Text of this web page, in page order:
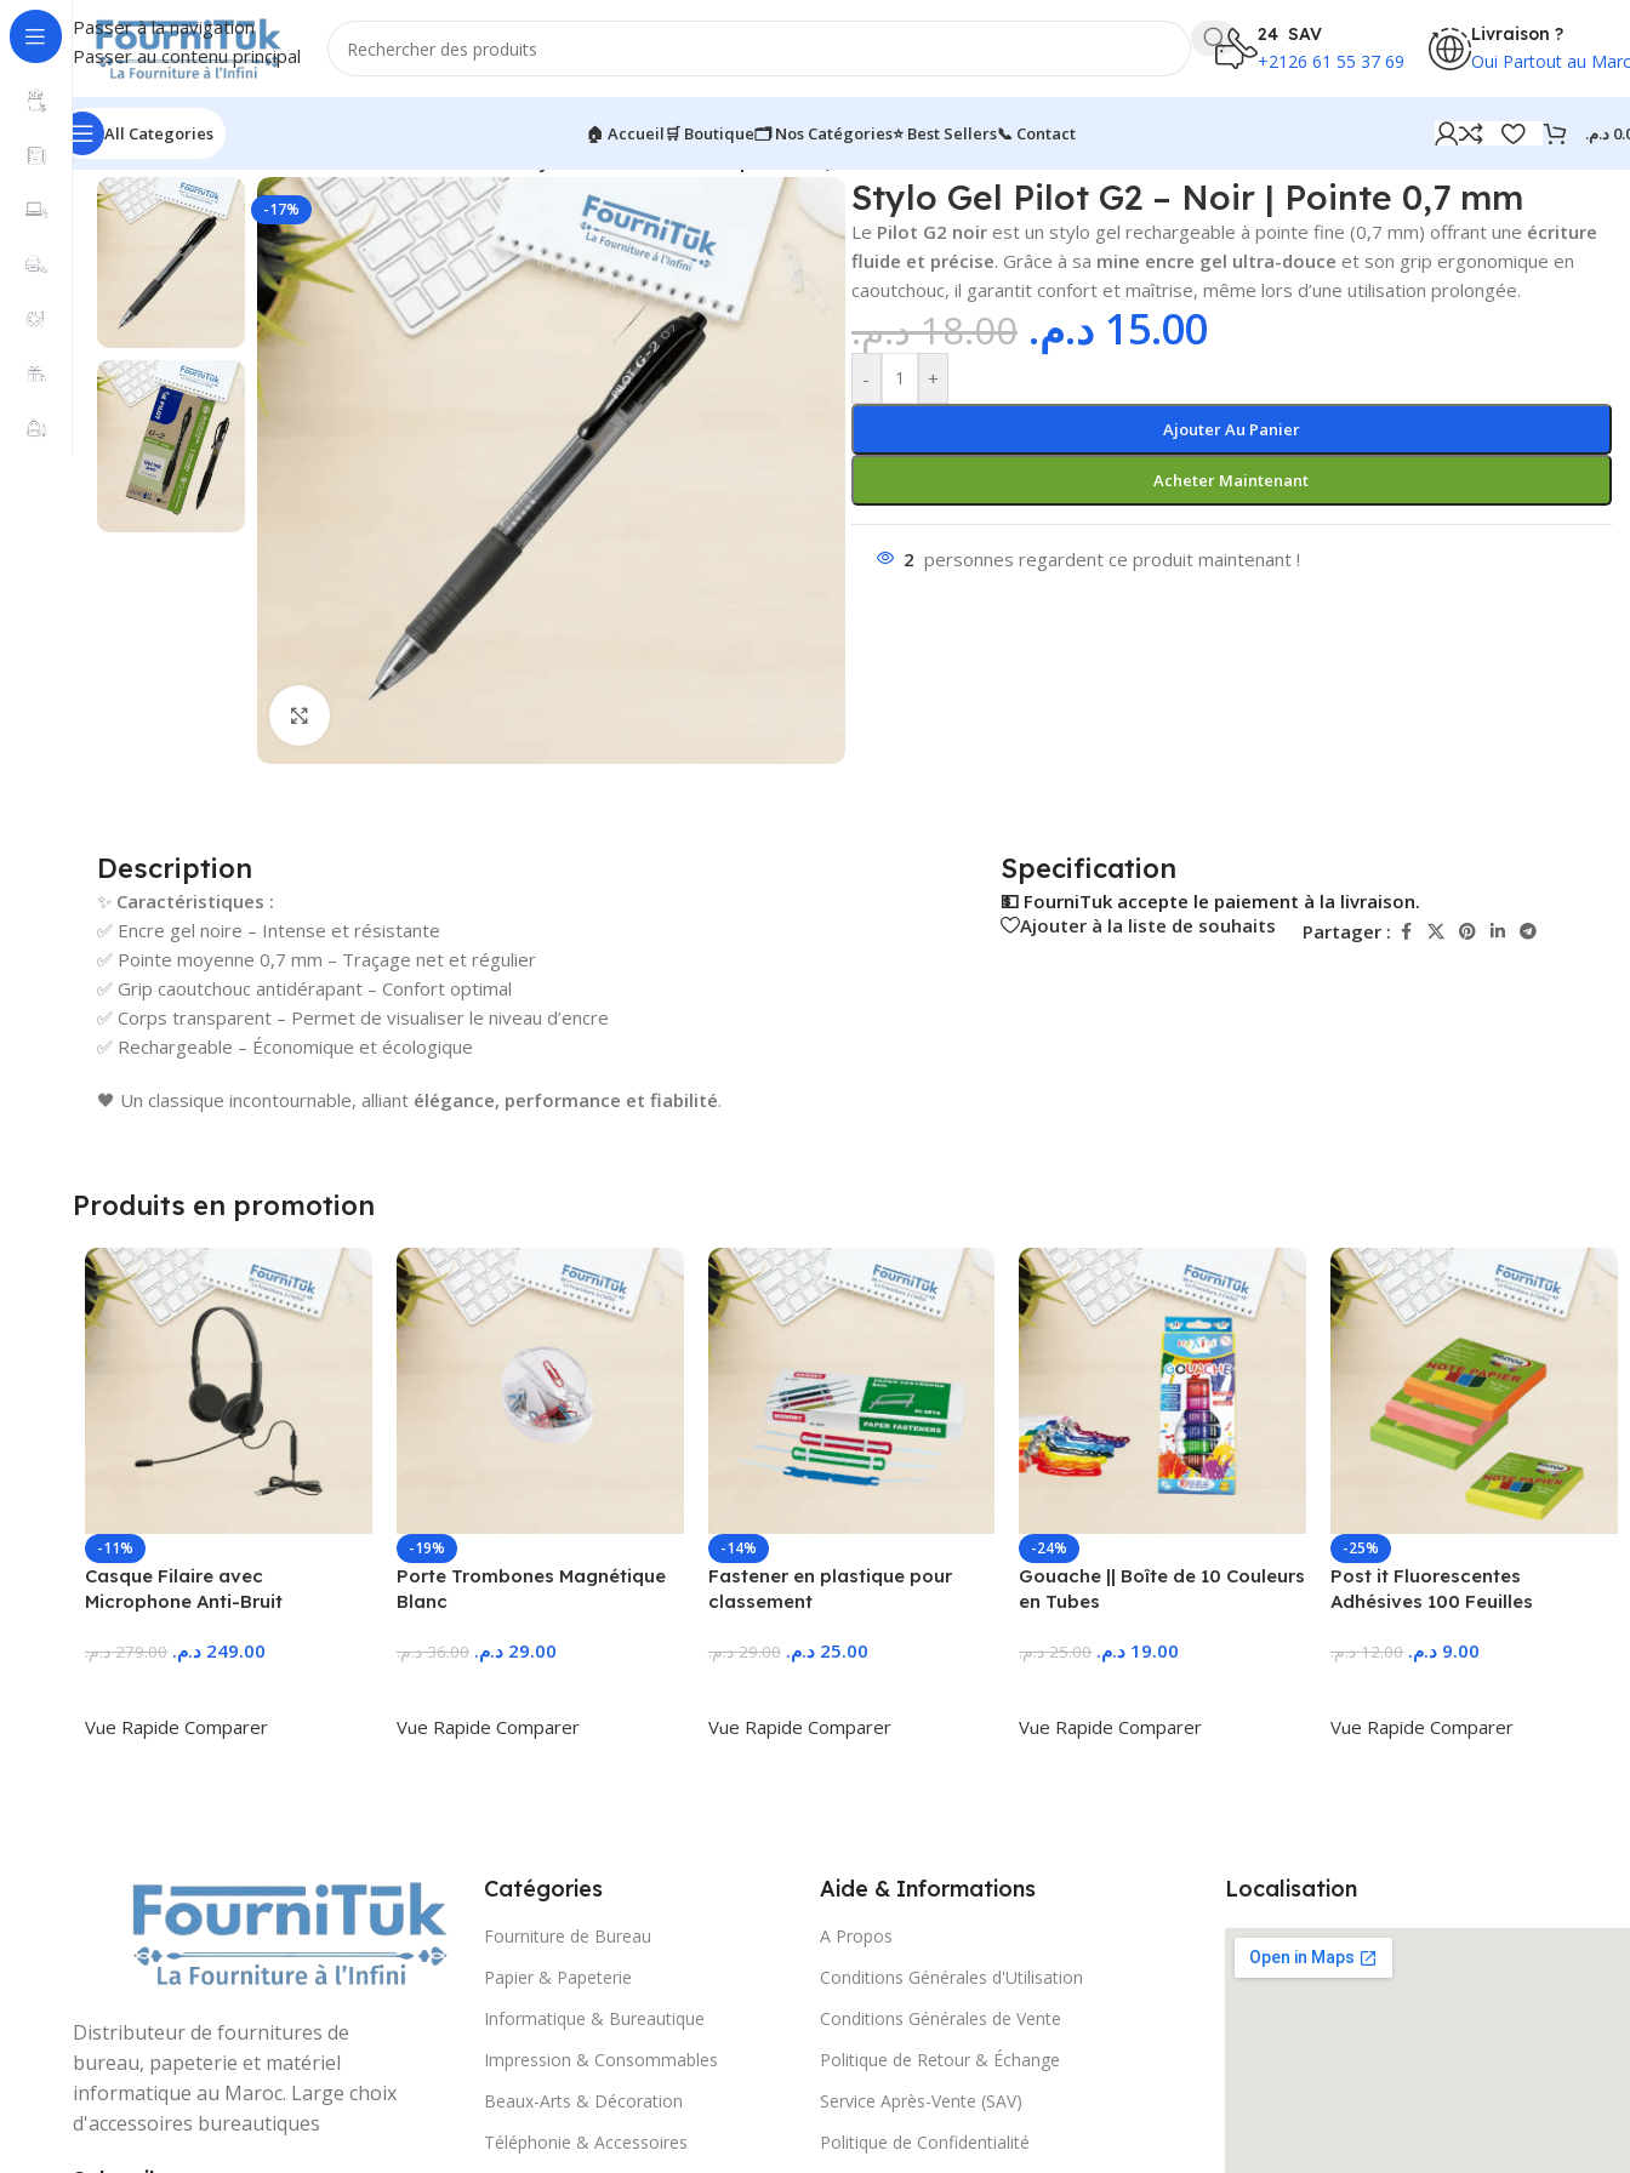
Passer à la navigation
Passer au contenu principal
24 SAV
+2126 61 55 37 69
Livraison ?
Oui Partout au
All Categories 🏠 Accueil🛒 Boutique🗂️ Nos Catégories⭐ Best Sellers📞 Contact د.م.
Accueil/Fourniture de Bureau
-17% Stylo Gel Pilot G2 – Noir | Pointe 0,7 mm
Le Pilot G2 noirest un stylo gel rechargeable à pointe fine (0,7 mm) offrant une écriture
fluide et précise. Grâce à sa mine encre gel ultra-douce et son grip ergonomique en
caoutchouc, il garantit confort et maîtrise, même lors d’une utilisation prolongée.
18.00د.م. 15.00 د.م.
- +
Ajouter Au Panier
Acheter Maintenant
2 personnes regardent ce produit maintenant !
Description
✨ Caractéristiques :
✅ Encre gel noire – Intense et résistante
✅ Pointe moyenne 0,7 mm – Traçage net et régulier
✅ Grip caoutchouc antidérapant – Confort optimal
✅ Corps transparent – Permet de visualiser le niveau d’encre
✅ Rechargeable – Économique et écologique
🖤 Un classique incontournable, alliant élégance, performance et fiabilité.
Specification
💵 FourniTuk accepte le paiement à la livraison.
Ajouter à la liste de souhaits
Partager :
Produits en promotion
-11%
Casque Filaire avec
Microphone Anti-Bruit
279.00 د.م. 249.00 د.م.
Vue Rapide Comparer
-19%
Porte Trombones Magnétique
Blanc
36.00 د.م. 29.00 د.م.
Vue Rapide Comparer
-14%
Fastener en plastique pour
classement
29.00 د.م. 25.00 د.م.
Vue Rapide Comparer
-24%
Gouache || Boîte de 10 Couleurs
en Tubes
25.00 د.م. 19.00 د.م.
Vue Rapide Comparer
-25%
Post it Fluorescentes
Adhésives 100 Feuilles
12.00 د.م. 9.00 د.م.
Vue Rapide Comparer
Distributeur de fournitures de
bureau, papeterie et matériel
informatique au Maroc. Large choix
d'accessoires bureautiques
Catégories
Fourniture de Bureau
Papier & Papeterie
Informatique & Bureautique
Impression & Consommables
Beaux-Arts & Décoration
Téléphonie & Accessoires
Aide & Informations
A Propos
Conditions Générales d'Utilisation
Conditions Générales de Vente
Politique de Retour & Échange
Service Après-Vente (SAV)
Politique de Confidentialité
Localisation